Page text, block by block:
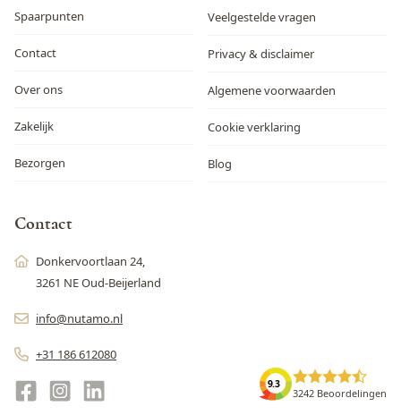
Spaarpunten
Contact
Over ons
Zakelijk
Bezorgen
Veelgestelde vragen
Privacy & disclaimer
Algemene voorwaarden
Cookie verklaring
Blog
Contact
Donkervoortlaan 24,
3261 NE Oud-Beijerland
info@nutamo.nl
+31 186 612080
9.3
3242 Beoordelingen